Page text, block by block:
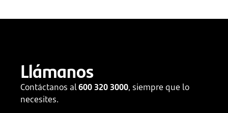
Llámanos
Contáctanos al600 320 3000, siempre que lo
necesites.